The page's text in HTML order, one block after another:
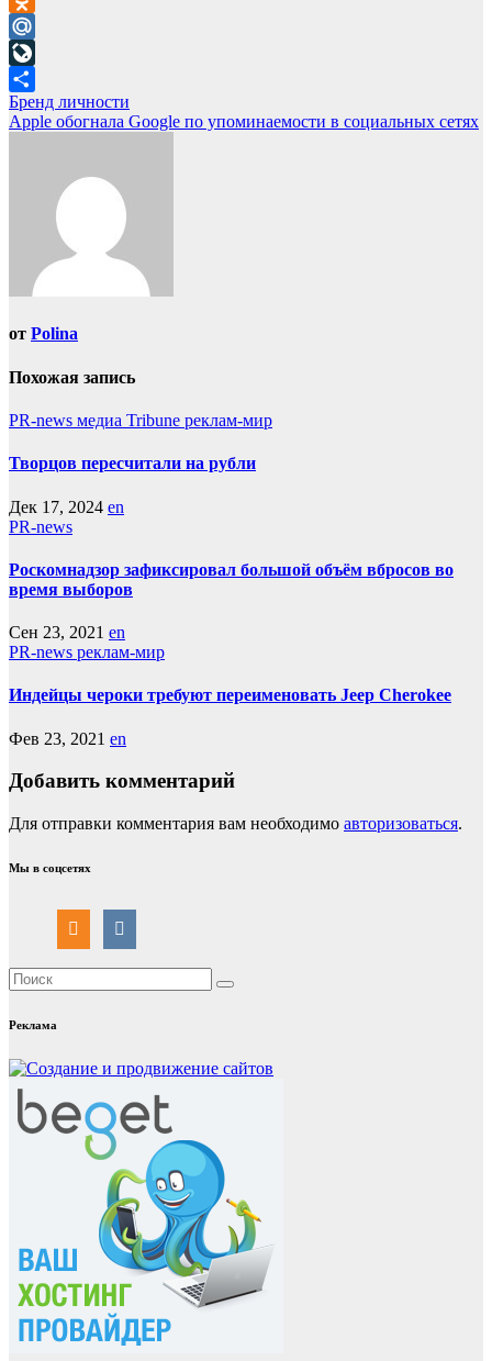
Odnoklassniki
Mail.Ru
LiveJournal
Отправить
Навигация
по
Бренд личности
Apple обогнала Google по упоминаемости в социальных сетях
от Polina
Похожая запись
PR-news медиа Tribune реклам-мир
Творцов пересчитали на рубли
Дек 17, 2024 en
PR-news
Роскомнадзор зафиксировал большой объём вбросов во
время выборов
Сен 23, 2021 en
PR-news реклам-мир
Индейцы чероки требуют переименовать Jeep Cherokee
Фев 23, 2021 en
Добавить комментарий
Для отправки комментария вам необходимо авторизоваться.
Мы в соцсетях
Реклама